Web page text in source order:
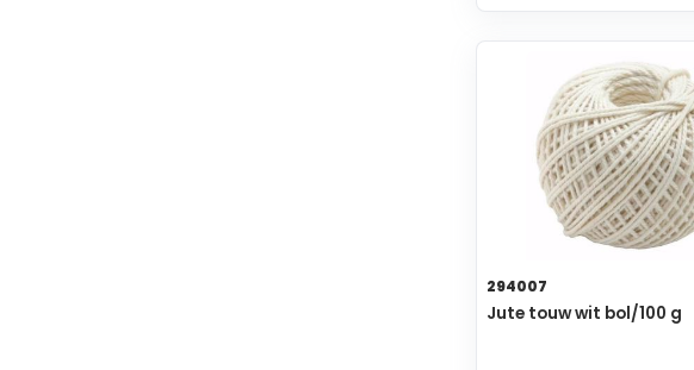
294007
Jute touw wit bol/100 g